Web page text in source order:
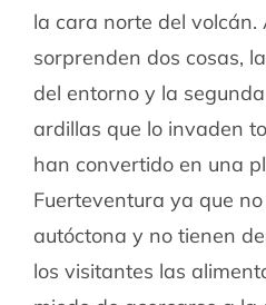
la cara norte del
sorprenden dos cosas,
del entorno y la
ardillas que lo invaden
han convertido en una
Fuerteventura ya que
autóctona y no tienen
los visitantes las